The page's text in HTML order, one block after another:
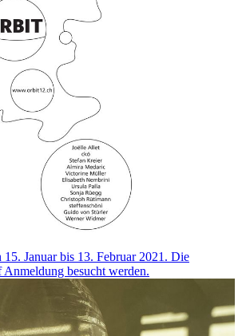
Januar bis 13. Februar 2021. Die
besucht werden.